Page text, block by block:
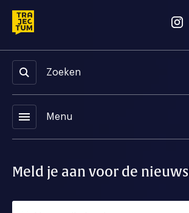
Zoeken
menu Menu
Meld je aan voor de